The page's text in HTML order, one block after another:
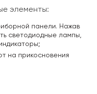
элементы:
панели. Нажав
светодиодные лампы,
на прикосновения